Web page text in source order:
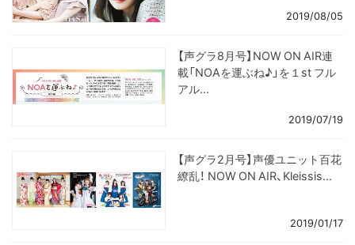
2019/08/05
【声グラ8月号】NOW ON AIR連
載「NOAを運ぶね♪」を１st フル
アル...
2019/07/19
【声グラ2月号】声優ユニット百花
繚乱！ NOW ON AIR、Kleissis...
2019/01/17